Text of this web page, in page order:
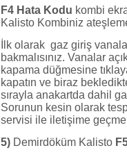
F4 Hata Kodu kombi
Kalisto Kombiniz
İlk olarak gaz giriş
bakmalısınız. Vanalar
kapama düğmesine
kapatın ve biraz
sırayla anakartda dahil
Sorunun kesin olarak
servisi ile iletişime
5) Demirdöküm Kalisto